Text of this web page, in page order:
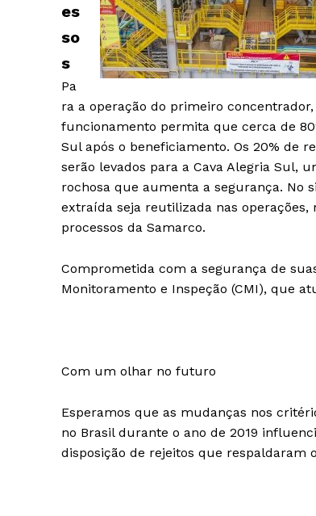
es
so
s
Pa
ra a operação do primeiro
funcionamento permita que cerca de
Sul após o beneficiamento. Os 20% de
serão levados para a Cava Alegria Sul,
rochosa que aumenta a segurança. No
extraída seja reutilizada nas
processos da Samarco.
Comprometida com a segurança de
Monitoramento e Inspeção (CMI), que
Com um olhar no futuro
Esperamos que as mudanças nos
no Brasil durante o ano de 2019
disposição de rejeitos que respaldaram